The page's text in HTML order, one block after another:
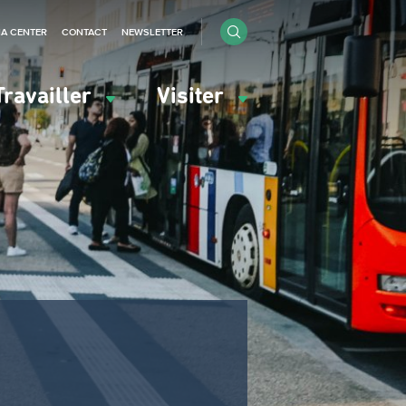
Visiter
CENTER CONTACT NEWSLETTER